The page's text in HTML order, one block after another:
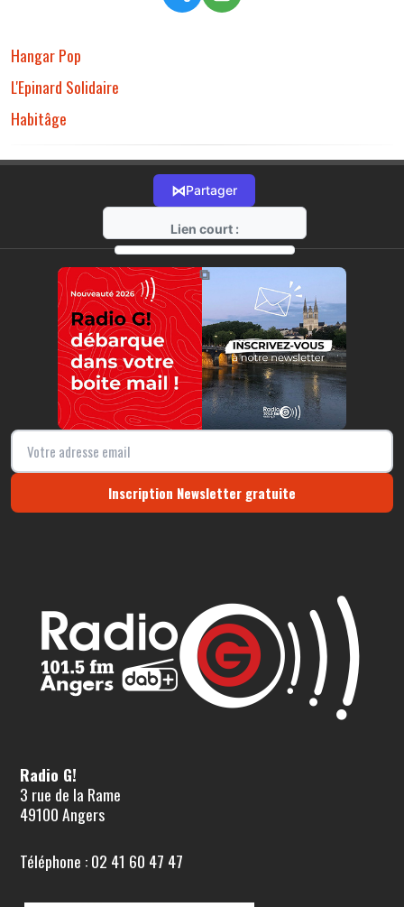
Hangar Pop
L'Epinard Solidaire
Habitâge
⋈Partager
Lien court :
https://radio-g.fr?11909
⧉
Inscription Newsletter gratuite
Radio G!
3 rue de la Rame
49100 Angers
Téléphone : 02 41 60 47 47